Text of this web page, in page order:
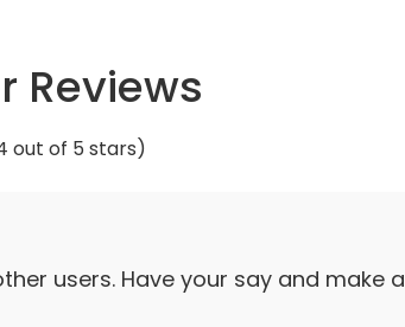
Reviews
out of 5 stars)
users. Have your say and make a